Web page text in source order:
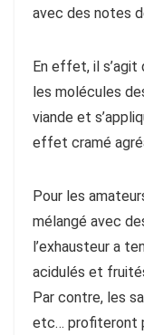
avec des notes
En effet, il s’agit
les molécules
viande et
effet cramé
Pour les
mélangé avec
l’exhausteur a
acidulés et
Par contre, les
etc… profiteront